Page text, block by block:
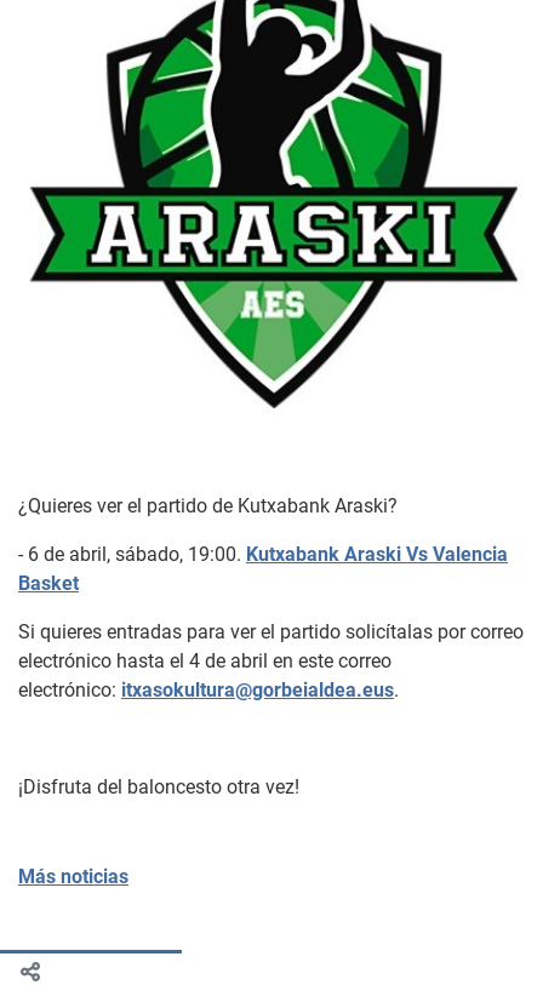
¿Quieres ver el partido de Kutxabank Araski?
- 6 de abril, sábado, 19:00. Kutxabank Araski Vs Valencia
Basket
Si quieres entradas para ver el partido solicítalas por correo
electrónico hasta el 4 de abril en este correo
electrónico: itxasokultura@gorbeialdea.eus.
¡Disfruta del baloncesto otra vez!
Más noticias